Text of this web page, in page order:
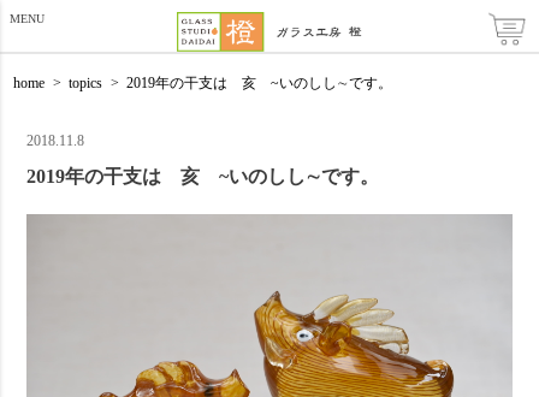
MENU
home > topics > 2019年の干支は 亥 ~いのしし∼です。
2018.11.8
2019年の干支は 亥 ~いのしし∼です。